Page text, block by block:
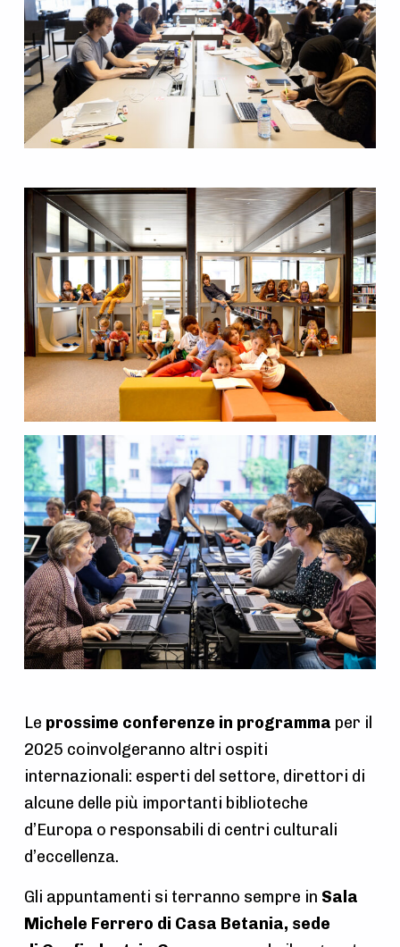
Le prossime conferenze in programma per il
2025 coinvolgeranno altri ospiti
internazionali: esperti del settore, direttori di
alcune delle più importanti biblioteche
d’Europa o responsabili di centri culturali
d’eccellenza.
Gli appuntamenti si terranno sempre in Sala
Michele Ferrero di Casa Betania, sede